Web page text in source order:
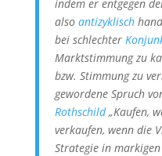
indem er entgegen
also antizyklisch
bei schlechter
Marktstimmung zu
bzw. Stimmung zu
gewordene Spruch
Rothschild„Kaufen,
verkaufen, wenn die
Strategie in